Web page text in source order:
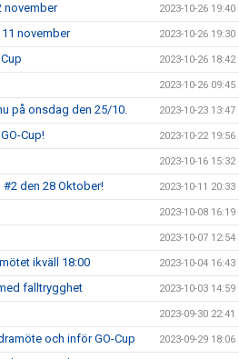
november 2023-10-26 19:40
november 2023-10-26 19:30
2023-10-26 18:42
2023-10-26 09:45
på onsdag den 25/10. 2023-10-23 13:47
Cup! 2023-10-22 19:56
2023-10-16 15:32
#2 den 28 Oktober! 2023-10-11 20:33
2023-10-08 16:19
2023-10-07 12:54
ikväll 18:00 2023-10-04 16:43
falltrygghet 2023-10-03 14:59
2023-09-30 22:41
och inför GO-Cup 2023-09-29 18:06